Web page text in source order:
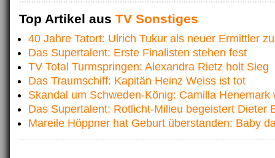
Top Artikel aus TV Sonstiges
40 Jahre Tatort: Ulrich Tukur als neuer Ermittler
Das Supertalent: Erste Finalisten stehen fest
TV Total Turmspringen: Alexandra Rietz holt Sieg
Das Traumschiff: Kapitän Heinz Weiss ist tot
Skandal um Schweden-König: Camilla Henemark
Das Supertalent: Rotlicht-Milieu begeistert Dieter
Mareile Höppner hat Geburt überstanden: Baby